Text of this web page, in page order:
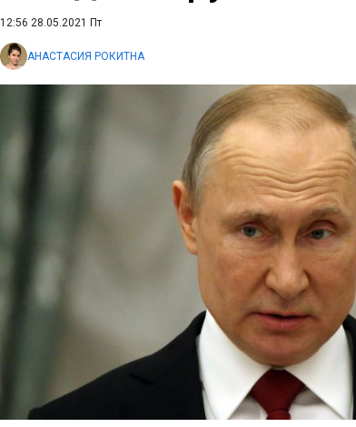
12:56 28.05.2021 Пт
АНАСТАСИЯ РОКИТНА